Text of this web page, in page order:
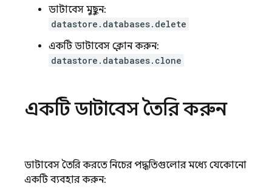
ডাটাবেস মুছুন:
datastore.databases.delete
একটি ডাটাবেস ক্লোন করুন:
datastore.databases.clone
একটি ডাটাবেস তৈরি করুন
ডাটাবেস তৈরি করতে নিচের পদ্ধতিগুলোর মধ্যে যেকোনো
একটি ব্যবহার করুন: